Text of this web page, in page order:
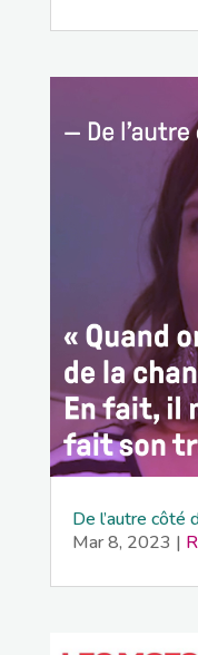
De l’autre côté
Mar 8, 2023 |